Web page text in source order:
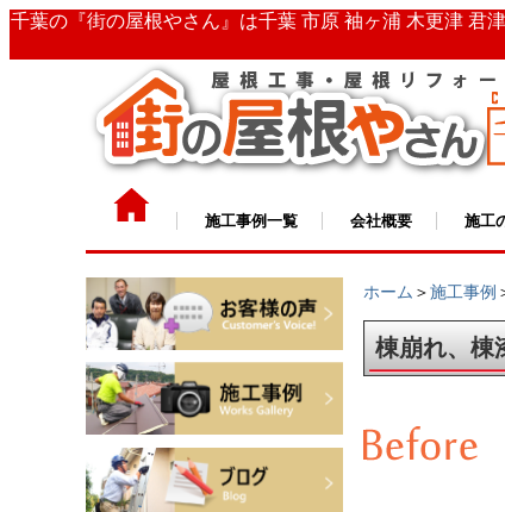
千葉の『街の屋根やさん』は千葉 市原 袖ヶ浦 木更津 君
施工事例一覧 会社概要 施工
ホーム ＞ 施工事例
棟崩れ、棟